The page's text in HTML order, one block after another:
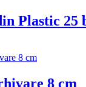
Plastic 25
8 cm